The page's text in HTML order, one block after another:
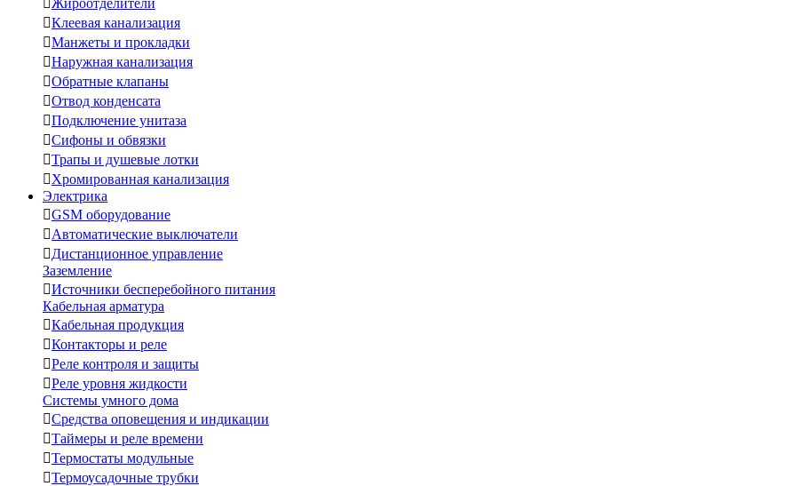
Жироотделители
Клеевая канализация
Манжеты и прокладки
Наружная канализация
Обратные клапаны
Отвод конденсата
Подключение унитаза
Сифоны и обвязки
Трапы и душевые лотки
Хромированная канализация
Электрика
GSM оборудование
Автоматические выключатели
Дистанционное управление
Заземление
Источники бесперебойного питания
Кабельная арматура
Кабельная продукция
Контакторы и реле
Реле контроля и защиты
Реле уровня жидкости
Системы умного дома
Средства оповещения и индикации
Таймеры и реле времени
Термостаты модульные
Термоусадочные трубки